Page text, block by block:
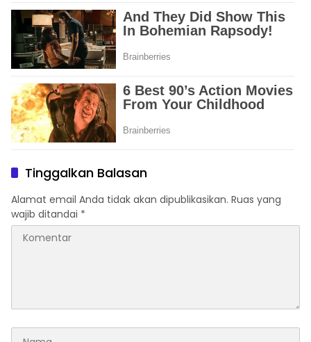
Tinggalkan Balasan
Alamat email Anda tidak akan dipublikasikan. Ruas yang
wajib ditandai *